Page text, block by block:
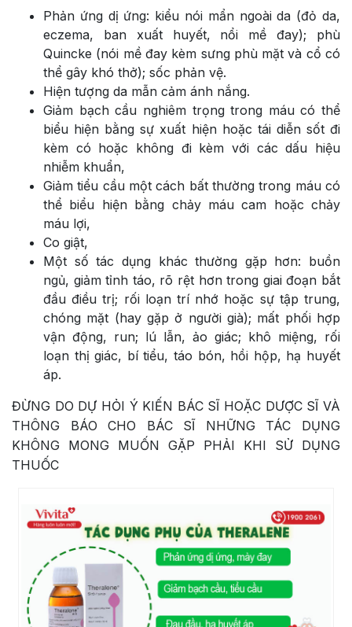
Phản ứng dị ứng: kiểu nói mẩn ngoài da (đỏ da,
eczema, ban xuất huyết, nổi mề đay); phù
Quincke (nói mề đay kèm sưng phù mặt và cổ có
thể gây khó thở); sốc phản vệ.
Hiện tượng da mẫn cảm ánh nắng.
Giảm bạch cầu nghiêm trọng trong máu có thể
biểu hiện bằng sự xuất hiện hoặc tái diễn sốt đi
kèm có hoặc không đi kèm với các dấu hiệu
nhiễm khuẩn,
Giảm tiểu cầu một cách bất thường trong máu có
thể biểu hiện bằng chảy máu cam hoặc chảy
máu lợi,
Co giật,
Một số tác dụng khác thường gặp hơn: buồn
ngủ, giảm tỉnh táo, rõ rệt hơn trong giai đoạn bắt
đầu điều trị; rối loạn trí nhớ hoặc sự tập trung,
chóng mặt (hay gặp ở người già); mất phối hợp
vận động, run; lú lẫn, ảo giác; khô miệng, rối
loạn thị giác, bí tiểu, táo bón, hồi hộp, hạ huyết
áp.
ĐỪNG DO DỰ HỎI Ý KIẾN BÁC SĨ HOẶC DƯỢC SĨ VÀ
THÔNG BÁO CHO BÁC SĨ NHỮNG TÁC DỤNG
KHÔNG MONG MUỐN GẶP PHẢI KHI SỬ DỤNG
THUỐC